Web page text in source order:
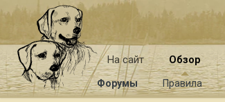
На сайт Обзор
Форумы Правила